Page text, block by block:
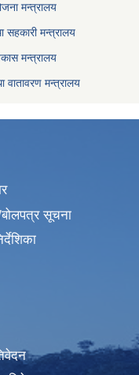
मन्त्रालय
सहकारी मन्त्रालय
मन्त्रालय
वातावरण मन्त्रालय
सूचना